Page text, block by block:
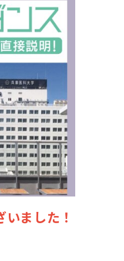
ました！